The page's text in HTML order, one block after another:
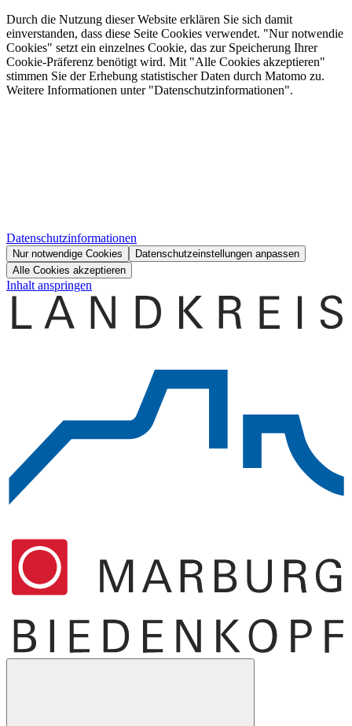
Durch die Nutzung dieser Website erklären Sie sich damit
einverstanden, dass diese Seite Cookies verwendet. "Nur notwendie
Cookies" setzt ein einzelnes Cookie, das zur Speicherung Ihrer
Cookie-Präferenz benötigt wird. Mit "Alle Cookies akzeptieren"
stimmen Sie der Erhebung statistischer Daten durch Matomo zu.
Weitere Informationen unter "Datenschutzinformationen".
Datenschutzinformationen
Nur notwendige Cookies
Datenschutzeinstellungen anpassen
Alle Cookies akzeptieren
Inhalt anspringen